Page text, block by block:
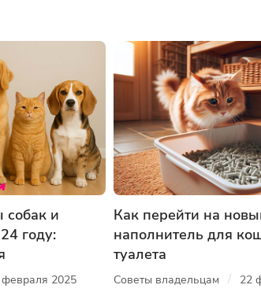
и
году:
2025
Как перейти на
наполнитель для
туалета
Советы владельцам / 22